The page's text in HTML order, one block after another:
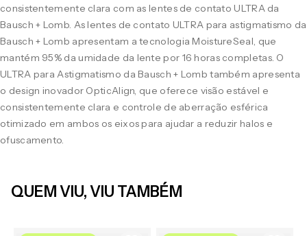
consistentemente clara com as lentes de contato ULTRA da
Bausch + Lomb. As lentes de contato ULTRA para astigmatismo da
Bausch + Lomb apresentam a tecnologia MoistureSeal, que
mantém 95% da umidade da lente por 16 horas completas. O
ULTRA para Astigmatismo da Bausch + Lomb também apresenta
o design inovador OpticAlign, que oferece visão estável e
consistentemente clara e controle de aberração esférica
otimizado em ambos os eixos para ajudar a reduzir halos e
ofuscamento.
QUEM VIU, VIU TAMBÉM